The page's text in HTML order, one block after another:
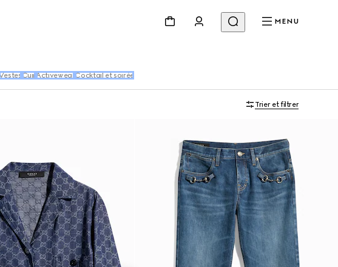
MENU
Vestes Cuir Activewear Cocktail et soirée
Trier et filtrer